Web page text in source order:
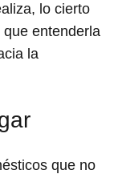
lo cierto
entenderla
la
que no